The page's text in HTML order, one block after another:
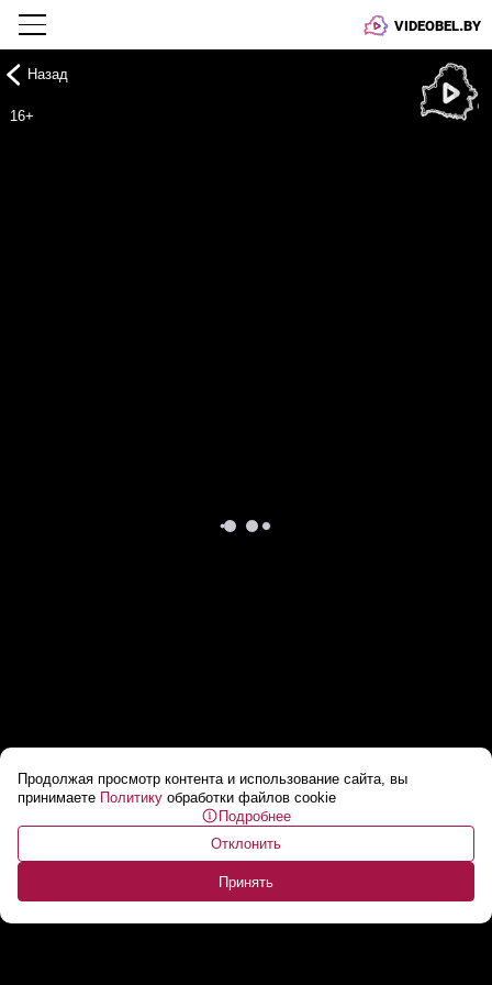
VIDEOBEL.BY
Продолжая просмотр контента и использование сайта, вы
принимаете Политику обработки файлов cookie
Подробнее
Отклонить
Принять
Назад
16+
Как Си Цзиньпин встречал Путина? // Залпы
пушек, оркестр и гимн России в Пекине!...